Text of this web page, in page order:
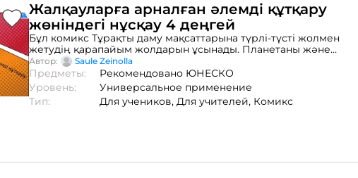
Жалқауларға арналған әлемді құтқару
жөніндегі нұсқау 4 деңгей
Бұл комикс Тұрақты даму мақсаттарына түрлі-түсті жолмен
жетудің қарапайым жолдарын ұсынады. Планетаны және
қоршаған ортаны сақтауға ықпал ететін күнделікті қол жетімді
әрекеттер туралы оңай айтылған. Барлық жастағы
оқырмандарға ұсынылады.
Автор: Saule Zeinolla
Предметы:
Рекомендовано ЮНЕСКО
Уровень:
Универсальное применение
Тип:
Для учеников, Для учителей, Комикс